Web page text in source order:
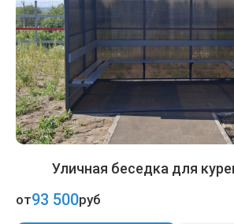
Уличная беседка для
от93 500руб